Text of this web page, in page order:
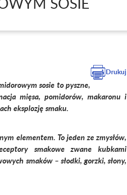
Drukuj
sosie to pyszne,
mięsa, pomidorów, makaronu i
eksplozję smaku.
elementem. To jeden ze zmysłów,
smakowe zwane kubkami
smaków – słodki, gorzki, słony,